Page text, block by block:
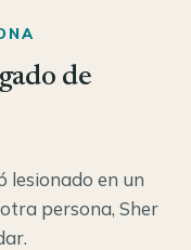
de
lesionado en un
persona, Sher